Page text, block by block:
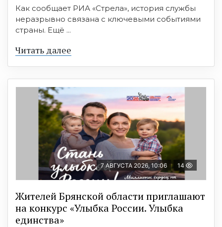
Как сообщает РИА «Стрела», история службы
неразрывно связана с ключевыми событиями
страны. Ещё ...
Читать далее
7 АВГУСТА 2026, 10:06 14
Жителей Брянской области приглашают
на конкурс «Улыбка России. Улыбка
единства»